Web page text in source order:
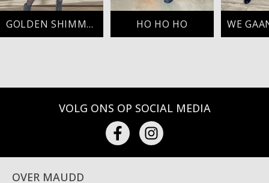
GOLDEN SHIMMER HO HO HO
VOLG ONS OP SOCIAL MEDIA
OVER MAUDD